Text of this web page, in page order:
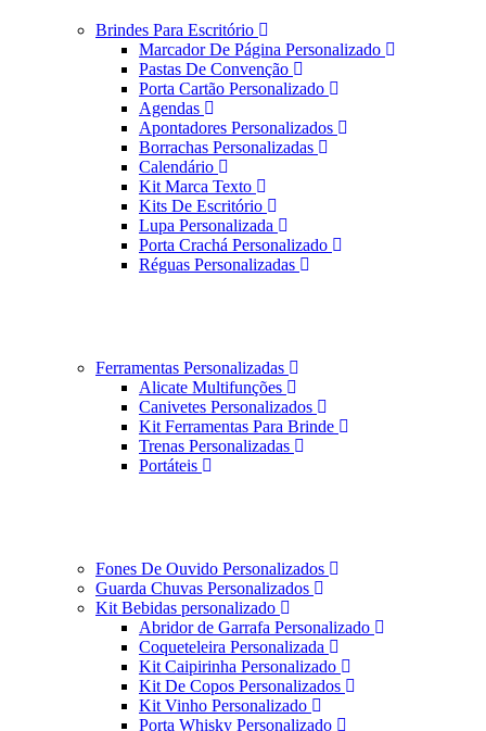
Brindes Para Escritório
Marcador De Página Personalizado
Pastas De Convenção
Porta Cartão Personalizado
Agendas
Apontadores Personalizados
Borrachas Personalizadas
Calendário
Kit Marca Texto
Kits De Escritório
Lupa Personalizada
Porta Crachá Personalizado
Réguas Personalizadas
Ferramentas Personalizadas
Alicate Multifunções
Canivetes Personalizados
Kit Ferramentas Para Brinde
Trenas Personalizadas
Portáteis
Fones De Ouvido Personalizados
Guarda Chuvas Personalizados
Kit Bebidas personalizado
Abridor de Garrafa Personalizado
Coqueteleira Personalizada
Kit Caipirinha Personalizado
Kit De Copos Personalizados
Kit Vinho Personalizado
Porta Whisky Personalizado